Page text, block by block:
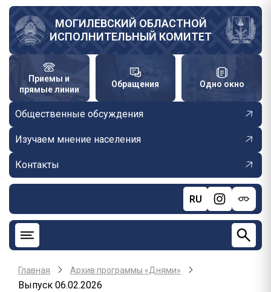
Перейти
основному
содержанию
МОГИЛЕВСКИЙ ОБЛАСТНОЙ
ИСПОЛНИТЕЛЬНЫЙ КОМИТЕТ
Приемы и
прямые линии
Обращения Одно окно
Общественные обсуждения
Изучаем мнение населения
Контакты
RU
Главная Архив программы «Днями»
Выпуск 06.02.2026